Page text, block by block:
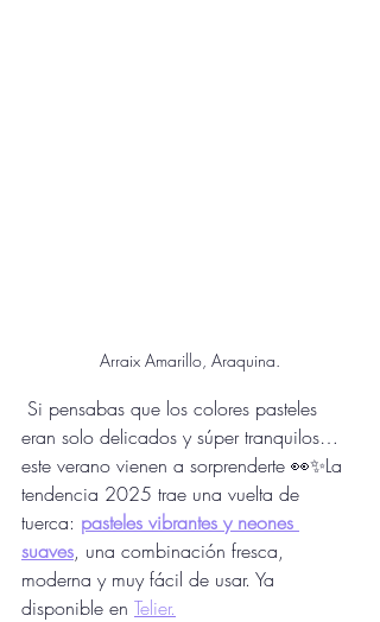
Arraix Amarillo, Araquina.
eran solo delicados y súper tranquilos…
este verano vienen a sorprenderte 👀✨La
tendencia 2025 trae una vuelta de
tuerca: pasteles vibrantes y neones
suaves, una combinación fresca,
moderna y muy fácil de usar. Ya
disponible en Telier.